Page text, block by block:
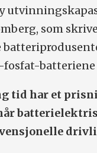
som
batteriene
tid har et